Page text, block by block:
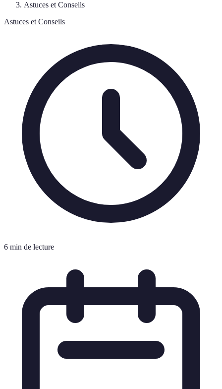
Astuces et Conseils
Astuces et Conseils
6 min de lecture